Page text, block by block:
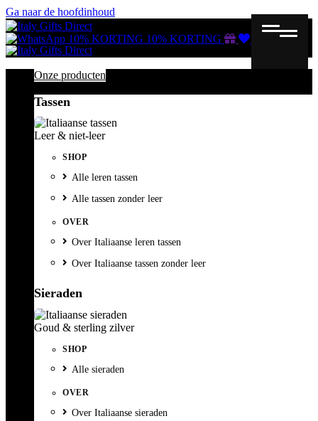
Ga naar de hoofdinhoud
10% KORTING 10% KORTING Gutscheine
Wunschliste
Warenkorb
Onze producten
Tassen
Leer & niet-leer
SHOP
Alle leren tassen
Alle tassen zonder leer
OVER
Over Italiaanse leren tassen
Over Italiaanse tassen zonder leer
Sieraden
Goud & sterling zilver
SHOP
Alle sieraden
OVER
Over Italiaanse sieraden